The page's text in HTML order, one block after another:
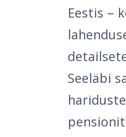
Eestis –
Seeläbi